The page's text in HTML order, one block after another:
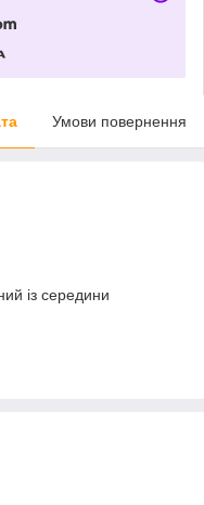
Умови повернення
із середини